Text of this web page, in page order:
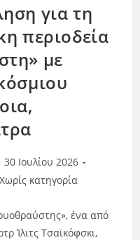
για τη
περιοδεία
με
30 Ιουλίου 2026
Χωρίς κατηγορία
ένα από
Ίλιτς Τσαϊκόφσκι,